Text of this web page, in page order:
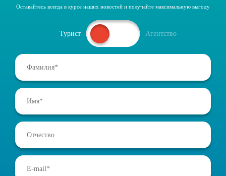
Оставайтесь всегда в курсе наших новостей и получайте максимальную выгоду
Турист Агентство